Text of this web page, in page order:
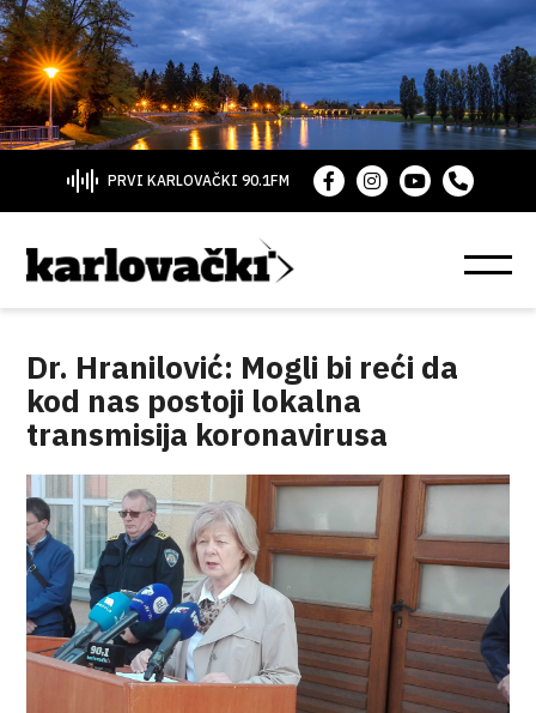
PRVI KARLOVAČKI 90.1FM
Dr. Hranilović: Mogli bi reći da
kod nas postoji lokalna
transmisija koronavirusa